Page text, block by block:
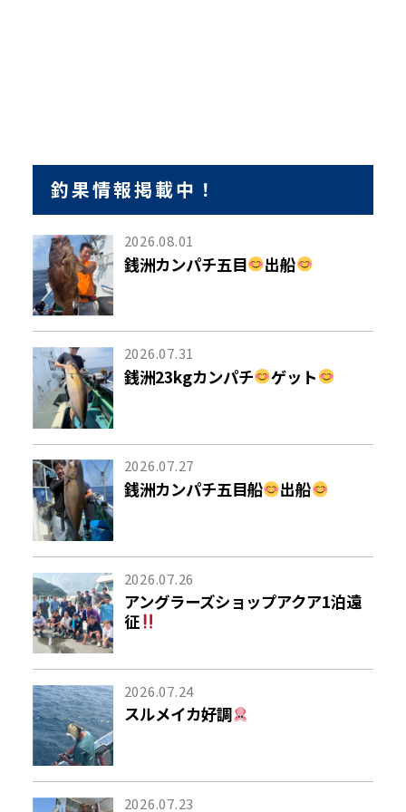
釣果情報掲載中！
2026.08.01
銭洲カンパチ五目 出船
2026.07.31
銭洲23kgカンパチ ゲット
2026.07.27
銭洲カンパチ五目船 出船
2026.07.26
アングラーズショップアクア1泊遠
征
2026.07.24
スルメイカ好調
2026.07.23